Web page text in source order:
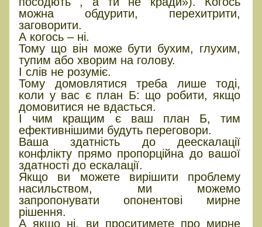
можна обдурити, перехитрити,
заговорити.
А когось – ні.
Тому що він може бути бухим, глухим,
тупим або хворим на голову.
І слів не розуміє.
Тому домовлятися треба лише тоді,
коли у вас є план Б: що робити, якщо
домовитися не вдасться.
І чим кращим є ваш план Б, тим
ефективнішими будуть переговори.
Ваша здатність до деескалації
конфлікту прямо пропорційна до вашої
здатності до ескалації.
Якщо ви можете вирішити проблему
насильством, ми можемо
запропонувати опонентові мирне
рішення.
А якщо ні, ви проситимете про мирне